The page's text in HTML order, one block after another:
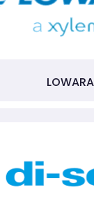
LOWARA